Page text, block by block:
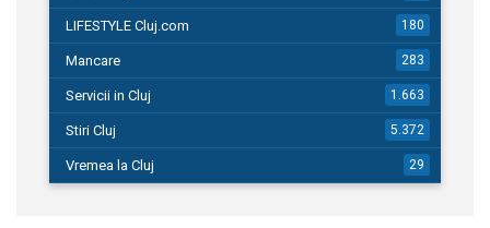
LIFESTYLE Cluj.com 180
Mancare 283
Servicii in Cluj 1.663
Stiri Cluj 5.372
Vremea la Cluj 29